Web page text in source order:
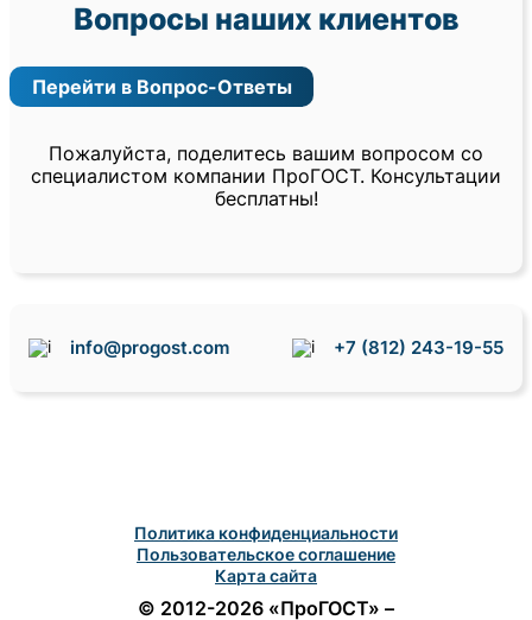
Вопросы наших клиентов
Перейти в Вопрос-Ответы
Пожалуйста, поделитесь вашим вопросом со
специалистом компании ПроГОСТ. Консультации
бесплатны!
info@progost.com +7 (812) 243-19-55
Политика конфиденциальности
Пользовательское соглашение
Карта сайта
© 2012-2026 «ПроГОСТ» –